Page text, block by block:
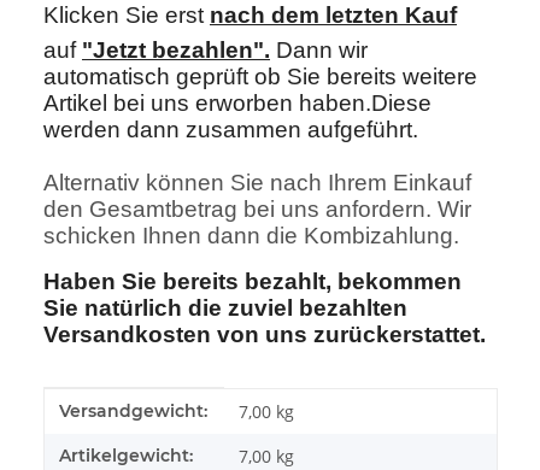
Klicken Sie erst nach dem letzten Kauf
auf "Jetzt bezahlen". Dann wir
automatisch geprüft ob Sie bereits weitere
Artikel bei uns erworben haben.Diese
werden dann zusammen aufgeführt.
Alternativ können Sie nach Ihrem Einkauf
den Gesamtbetrag bei uns anfordern. Wir
schicken Ihnen dann die Kombizahlung.
Haben Sie bereits bezahlt, bekommen
Sie natürlich die zuviel bezahlten
Versandkosten von uns zurückerstattet.
Produkteigenschaft
Wert
Versandgewicht: 7,00 kg
Artikelgewicht: 7,00 kg